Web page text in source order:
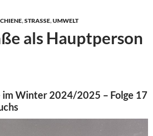
,STRASSE ,UMWELT
als Hauptperson
Winter 2024/2025 – Folge 17